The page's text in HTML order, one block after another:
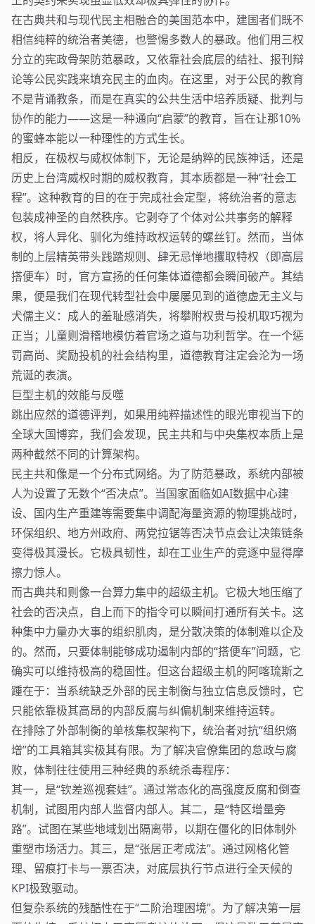
在古典共和与现代民主相融合的美国范本中，建国者们既不
相信纯粹的统治者美德，也警惕多数人的暴政。他们用三权
分立的宪政骨架防范暴政，又依靠社会底层的结社、报刊辩
论等公民实践来填充民主的血肉。在这里，对于公民的教育
不是背诵教条，而是在真实的公共生活中培养质疑、批判与
协作的能力——这是一种通向“启蒙”的教育，旨在让那10%
的蜜蜂本能以一种理性的方式生长。
相反，在极权与威权体制下，无论是纳粹的民族神话，还是
历史上台湾威权时期的威权教育，其本质都是一种“社会工
程”。这种教育的目的在于完成社会定型，将统治者的意志
包装成神圣的自然秩序。它剥夺了个体对公共事务的解释
权，将人异化、驯化为维持政权运转的螺丝钉。然而，当体
制的上层精英带头践踏规则、肆无忌惮地攫取特权（即高层
搭便车）时，官方宣扬的任何集体道德都会瞬间破产。其结
果，便是我们在现代转型社会中屡屡见到的道德虚无主义与
犬儒主义：成人的羞耻感消失，将攀附权贵与投机取巧视为
正当；儿童则滑稽地模仿着官场之道与功利哲学。在一个惩
罚高尚、奖励投机的社会结构里，道德教育注定会沦为一场
荒诞的表演。
巨型主机的效能与反噬
跳出应然的道德评判，如果用纯粹描述性的眼光审视当下的
全球大国博弈，我们会发现，民主共和与中央集权本质上是
两种截然不同的计算架构。
民主共和像是一个分布式网络。为了防范暴政，系统内部被
人为设置了无数个“否决点”。当国家面临如AI数据中心建
设、国内生产重建等需要集中调配海量资源的物理挑战时，
环保组织、地方州政府、两党拉锯等否决节点会让决策链条
变得极其漫长。它极具韧性，却在工业生产的竞逐中显得摩
擦力惊人。
而古典共和则像一台算力集中的超级主机。它极大地压缩了
社会的否决点，自上而下的指令可以瞬间打通所有关卡。这
种集中力量办大事的组织肌肉，是分散决策的体制难以企及
的。然而，只要体制能够成功遏制内部的“搭便车”问题，它
确实可以维持极高的稳固性。但这台超级主机的阿喀琉斯之
踵在于：当系统缺乏外部的民主制衡与独立信息反馈时，它
只能依靠极其高昂的内部反腐与纠偏机制来维持运转。
在排除了外部制衡的单核集权架构下，统治者对抗“组织熵
增”的工具箱其实极其有限。为了解决官僚集团的怠政与腐
败，体制往往使用三种经典的系统杀毒程序：
其一，是“钦差巡视套娃”。通过常态化的高强度反腐和倒查
机制，试图用内部人监督内部人。其二，是“特区增量旁
路”。试图在某些地域划出隔离带，以期在僵化的旧体制外
重塑市场活力。其三，是“张居正考成法”。通过网格化管
理、留痕打卡与一票否决，对底层执行节点进行全天候的
KPI极致驱动。
但复杂系统的残酷性在于“二阶治理困境”。为了解决第一层